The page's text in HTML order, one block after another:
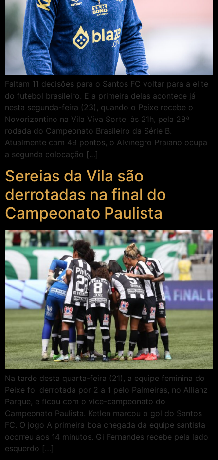
Faltam 11 decisões para o Santos FC voltar para a elite
do futebol brasileiro. E a primeira delas acontece já
nesta segunda-feira (23), quando o Peixe recebe o
Novorizontino na Vila Viva Sorte, às 21h, pela 28ª
rodada do Campeonato Brasileiro da Série B.
Atualmente com 49 pontos, o Alvinegro Praiano ocupa
a segunda colocação […]
Sereias da Vila são
derrotadas na final do
Campeonato Paulista
Na tarde desta quarta-feira (21), a equipe feminina do
Peixe foi derrotada por 2 a 1 pelo Palmeiras, no Allianz
Parque, e ficou com o vice-campeonato do
Campeonato Paulista. Ketlen marcou o gol do Santos
FC. O jogo A primeira boa chegada da equipe santista
ocorreu aos 14 minutos. Gi Fernandes recebe pela lado
esquerdo […]